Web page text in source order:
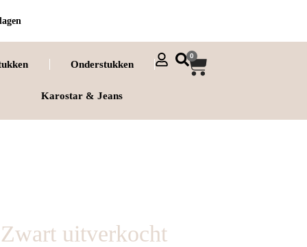
Onderstukken
Karostar & Jeans
0
uitverkocht